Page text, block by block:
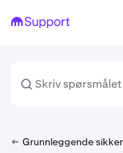
Grunnleggende